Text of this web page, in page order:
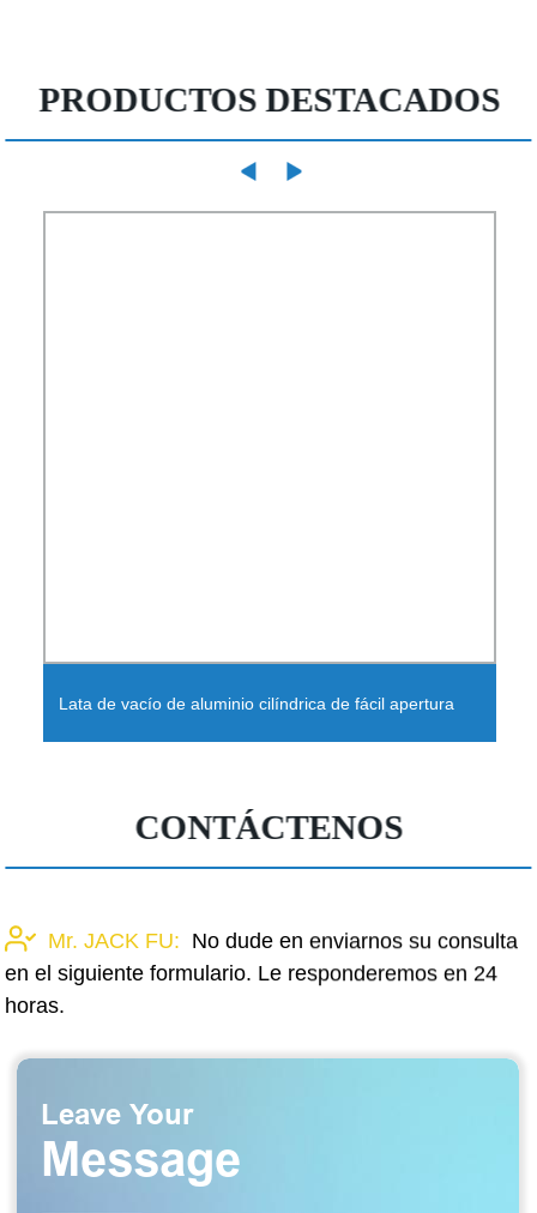
PRODUCTOS DESTACADOS
Lata de vacío de aluminio cilíndrica de fácil apertura
CONTÁCTENOS
Mr. JACK FU: No dude en enviarnos su consulta
en el siguiente formulario. Le responderemos en 24
horas.